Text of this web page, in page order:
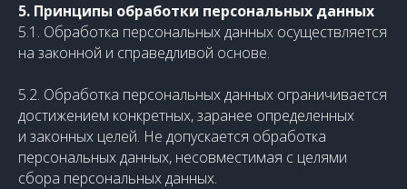
5. Принципы обработки персональных данных
5.1. Обработка персональных данных осуществляется
на законной и справедливой основе.
5.2. Обработка персональных данных ограничивается
достижением конкретных, заранее определенных
и законных целей. Не допускается обработка
персональных данных, несовместимая с целями
сбора персональных данных.